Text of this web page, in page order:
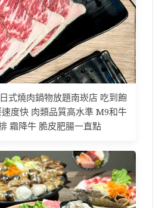
式燒肉鍋物放題南崁店 吃到飽
度快 肉類品質高水準 M9和牛
霜降牛 脆皮肥腸一直點